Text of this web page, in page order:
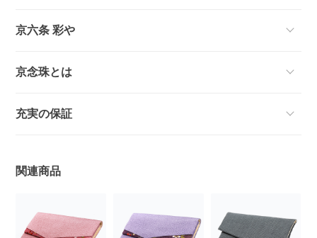
京六条 彩や
京念珠とは
充実の保証
関連商品